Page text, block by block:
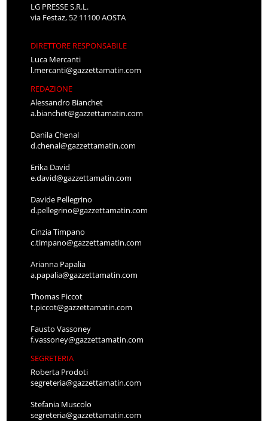
LG PRESSE S.R.L.
via Festaz, 52 11100 AOSTA
DIRETTORE RESPONSABILE
Luca Mercanti
l.mercanti@gazzettamatin.com
REDAZIONE
Alessandro Bianchet
a.bianchet@gazzettamatin.com
Danila Chenal
d.chenal@gazzettamatin.com
Erika David
e.david@gazzettamatin.com
Davide Pellegrino
d.pellegrino@gazzettamatin.com
Cinzia Timpano
c.timpano@gazzettamatin.com
Arianna Papalia
a.papalia@gazzettamatin.com
Thomas Piccot
t.piccot@gazzettamatin.com
Fausto Vassoney
f.vassoney@gazzettamatin.com
SEGRETERIA
Roberta Prodoti
segreteria@gazzettamatin.com
Stefania Muscolo
segreteria@gazzettamatin.com